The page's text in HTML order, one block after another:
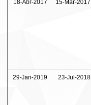
18-Abr-2017 15-Mar-2017
29-Jan-2019 23-Jul-2018